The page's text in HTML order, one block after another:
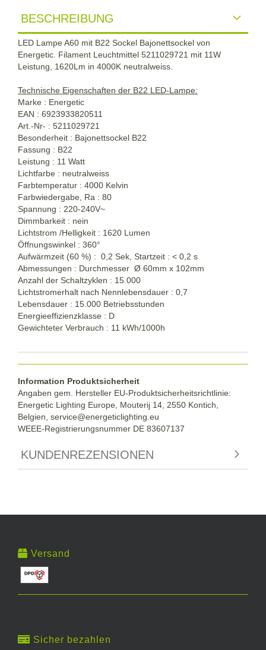
BESCHREIBUNG
LED Lampe A60 mit B22 Sockel Bajonettsockel von
Energetic. Filament Leuchtmittel 5211029721 mit 11W
Leistung, 1620Lm in 4000K neutralweiss.
Technische Eigenschaften der B22 LED-Lampe:
Marke : Energetic
EAN : 6923933820511
Art.-Nr- : 5211029721
Besonderheit : Bajonettsockel B22
Fassung : B22
Leistung : 11 Watt
Lichtfarbe : neutralweiss
Farbtemperatur : 4000 Kelvin
Farbwiedergabe, Ra : 80
Spannung : 220-240V~
Dimmbarkeit : nein
Lichtstrom /Helligkeit : 1620 Lumen
Öffnungswinkel : 360°
Aufwärmzeit (60 %) : 0,2 Sek, Startzeit : < 0,2 s
Abmessungen : Durchmesser Ø 60mm x 102mm
Anzahl der Schaltzyklen : 15.000
Lichtstromerhalt nach Nennlebensdauer : 0,7
Lebensdauer : 15.000 Betriebsstunden
Energieeffizienzklasse : D
Gewichteter Verbrauch : 11 kWh/1000h
Information Produktsicherheit
Angaben gem. Hersteller EU-Produktsicherheitsrichtlinie:
Energetic Lighting Europe, Mouterij 14, 2550 Kontich,
Belgien, service@energeticlighting.eu
WEEE-Registrierungsnummer DE 83607137
KUNDENREZENSIONEN
Versand
Sicher bezahlen